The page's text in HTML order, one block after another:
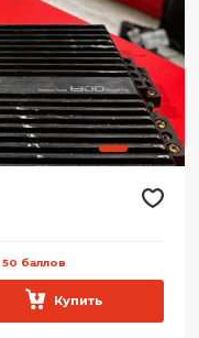
50 баллов
Купить